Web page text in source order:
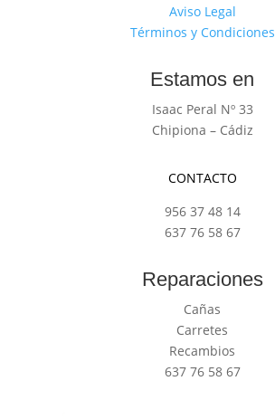
Aviso Legal
Términos y Condiciones
Estamos en
Isaac Peral Nº 33
Chipiona – Cádiz
CONTACTO
956 37 48 14
637 76 58 67
Reparaciones
Cañas
Carretes
Recambios
637 76 58 67